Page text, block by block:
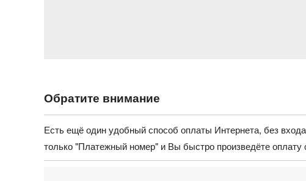
Обратите внимание
Есть ещё один удобный способ оплаты Интернета, без
только "Платежный номер" и Вы быстро произведёте